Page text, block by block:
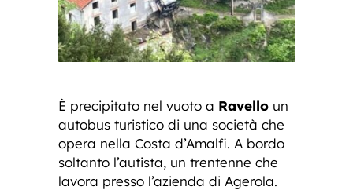
È precipitato nel vuoto a Ravello un
autobus turistico di una società che
opera nella Costa d’Amalfi. A bordo
soltanto l’autista, un trentenne che
lavora presso l’azienda di Agerola.